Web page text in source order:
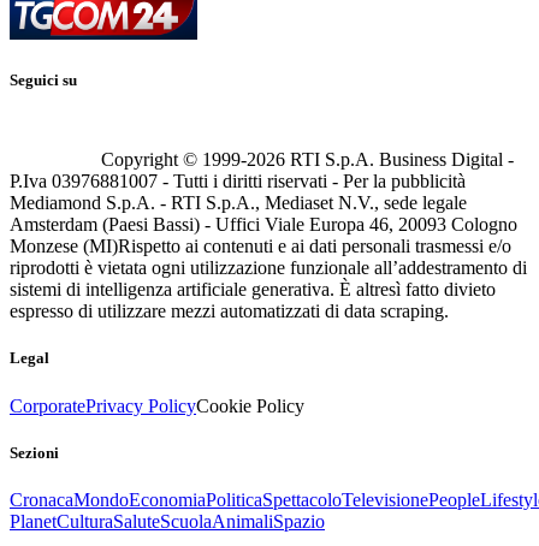
Seguici su
Copyright © 1999-2026 RTI S.p.A. Business Digital -
P.Iva 03976881007 - Tutti i diritti riservati - Per la pubblicità
Mediamond S.p.A. - RTI S.p.A., Mediaset N.V., sede legale
Amsterdam (Paesi Bassi) - Uffici Viale Europa 46, 20093 Cologno
Monzese (MI)Rispetto ai contenuti e ai dati personali trasmessi e/o
riprodotti è vietata ogni utilizzazione funzionale all’addestramento di
sistemi di intelligenza artificiale generativa. È altresì fatto divieto
espresso di utilizzare mezzi automatizzati di data scraping.
Legal
CorporatePrivacy PolicyCookie Policy
Sezioni
CronacaMondoEconomiaPoliticaSpettacoloTelevisionePeople
PlanetCulturaSaluteScuolaAnimaliSpazio